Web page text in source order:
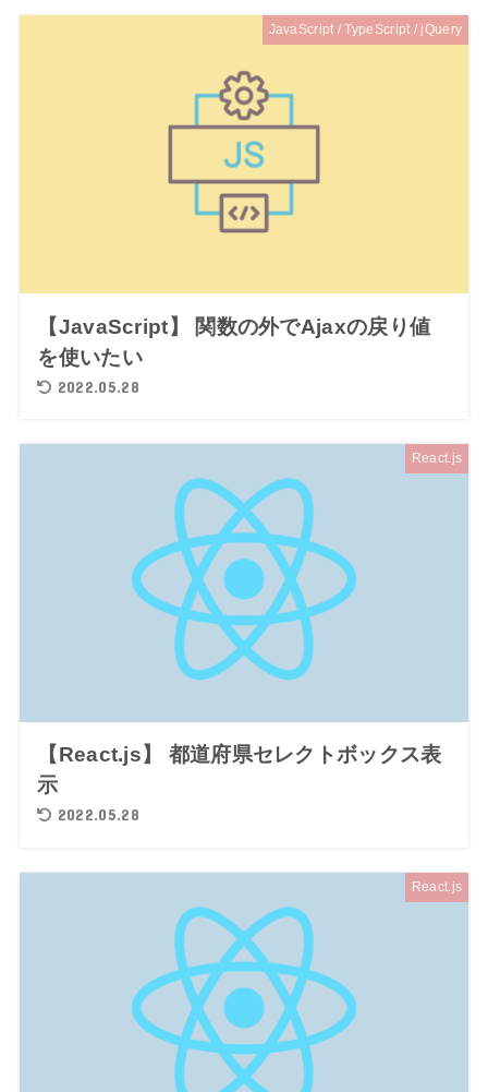
JavaScript / TypeScript / jQuery
【JavaScript】 関数の外でAjaxの戻り値
を使いたい
2022.05.28
React.js
【React.js】 都道府県セレクトボックス表
示
2022.05.28
React.js